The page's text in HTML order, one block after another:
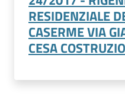
RESIDENZIALE
CASERME VIA
CESA